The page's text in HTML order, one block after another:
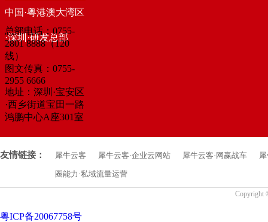
中国·粤港澳大湾区
·深圳·研发总部
总部电话：0755-
2801 8888（120
线）
图文传真：0755-
2955 6666
地址：深圳·宝安区
·西乡街道宝田一路
鸿鹏中心A座301室
友情链接： 犀牛云客 犀牛云客·企业云网站 犀牛云客·网赢战车
圈能力·私域流量运营
Copyright
粤ICP备20067758号